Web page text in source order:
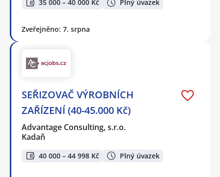
35 000 – 40 000 Kč Plný úvazek
Zveřejněno: 7. srpna
SEŘIZOVAČ VÝROBNÍCH
ZAŘÍZENÍ (40-45.000 Kč)
Advantage Consulting, s.r.o.
Kadaň
40 000 – 44 998 Kč Plný úvazek